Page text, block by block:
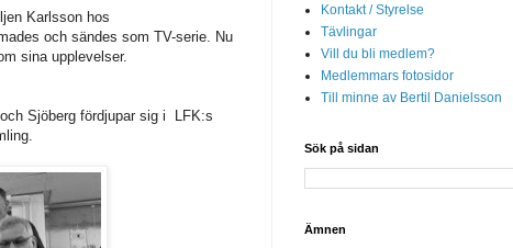
Karlsson hos
och sändes som TV-serie. Nu
sina upplevelser.
Sjöberg fördjupar sig i LFK:s
Kontakt / Styrelse
Tävlingar
Vill du bli medlem?
Medlemmars fotosidor
Till minne av Bertil Danielsson
Sök på sidan
Ämnen